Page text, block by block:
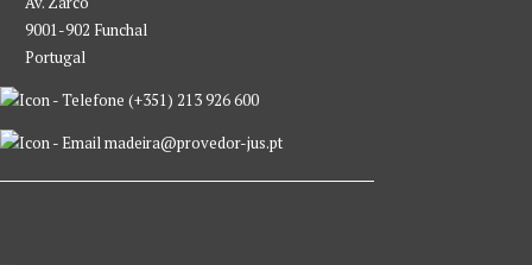
9001-902 Funchal
Portugal
(+351) 213 926 600
madeira@provedor-jus.pt